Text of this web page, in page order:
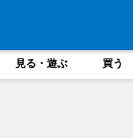
見る・遊ぶ 買う